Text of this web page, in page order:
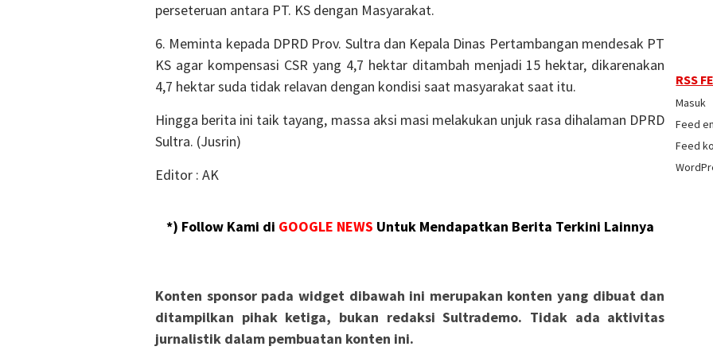
perseteruan antara PT. KS dengan Masyarakat.
6. Meminta kepada DPRD Prov. Sultra dan Kepala Dinas Pertambangan mendesak PT
KS agar kompensasi CSR yang 4,7 hektar ditambah menjadi 15 hektar, dikarenakan
4,7 hektar suda tidak relavan dengan kondisi saat masyarakat saat itu.
Hingga berita ini taik tayang, massa aksi masi melakukan unjuk rasa dihalaman DPRD
Sultra. (Jusrin)
Editor : AK
*) Follow Kami di GOOGLE NEWS Untuk Mendapatkan Berita Terkini Lainnya
Konten sponsor pada widget dibawah ini merupakan konten yang dibuat dan
ditampilkan pihak ketiga, bukan redaksi Sultrademo. Tidak ada aktivitas
jurnalistik dalam pembuatan konten ini.
RSS
Masuk
Feed
Feed